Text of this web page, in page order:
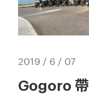
2019 / 6 / 07
Gogoro 帶